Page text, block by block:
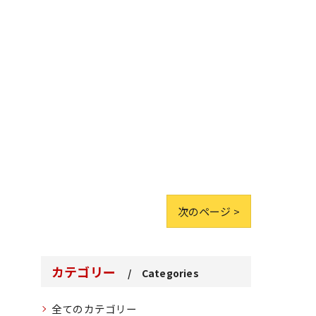
次のページ >
カテゴリー Categories
全てのカテゴリー